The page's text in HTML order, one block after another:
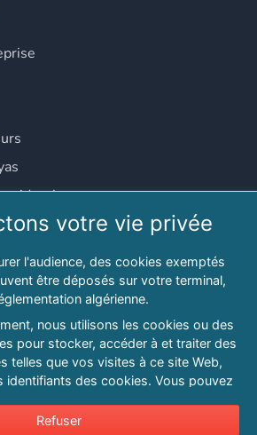
alger.com
votre vie privée
l'audience, des cookies exemptés
être déposés sur votre terminal,
algérienne.
nous utilisons les cookies ou des
pour stocker, accéder à et traiter des
telles que vos visites à ce site Web,
identifiants des cookies. Vous pouvez
tout moment en cliquant sur « Refuser
Refuser